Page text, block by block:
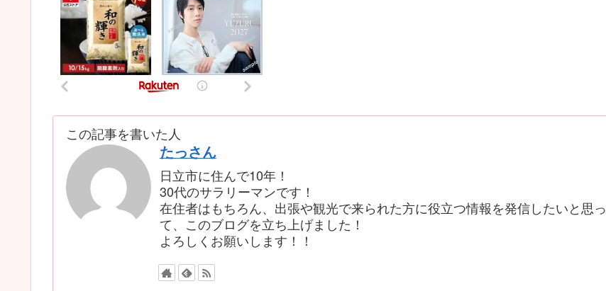
この記事を書いた人
たっさん
日立市に住んで10年！
30代のサラリーマンです！
在住者はもちろん、出張や観光で来られた方に役立つ情報を発信したいと思っ
て、このブログを立ち上げました！
よろしくお願いします！！